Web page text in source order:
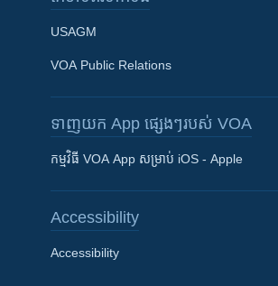
Khmer English
ភាសា
USAGM
VOA Public Relations
ទាញយក​ App ផ្សេងៗ​របស់​ VOA
កម្មវិធី​ VOA App សម្រាប់ iOS - Apple
Accessibility
Accessibility